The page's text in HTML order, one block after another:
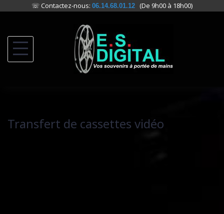
☏ Contactez-nous: 06.14.68.01.12 (De 9h00 à 18h00)
content
Transfert de cassettes vidéo